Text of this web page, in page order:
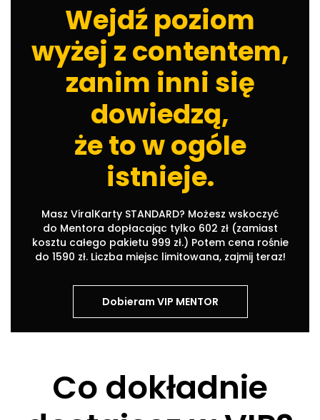
Wejdź poziom
wyżej z contentem,
zanim inni się
dowiedzą,
że to w ogóle
istnieje.
Masz ViralKarty STANDARD? Możesz wskoczyć
do Mentora dopłacając tylko 602 zł (zamiast
kosztu całego pakietu 999 zł.) Potem cena rośnie
do 1590 zł. Liczba miejsc limitowana, zajmij teraz!
Dobieram VIP MENTOR
Co dokładnie